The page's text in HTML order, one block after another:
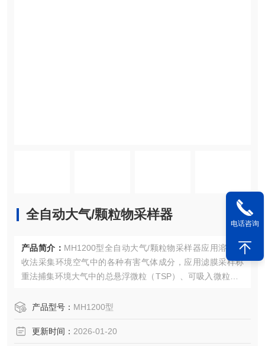
全自动大气/颗粒物采样器
产品简介： MH1200型全自动大气/颗粒物采样器应用溶液吸
收法采集环境空气中的各种有害气体成分，应用滤膜采样称
重法捕集环境大气中的总悬浮微粒（TSP）、可吸入微粒（P
及应急监测。
产品型号： MH1200型
更新时间： 2026-01-20
电话咨询